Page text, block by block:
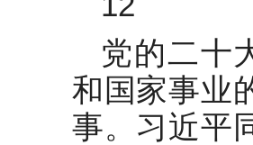
党的二十
和国家事业
事。习近平